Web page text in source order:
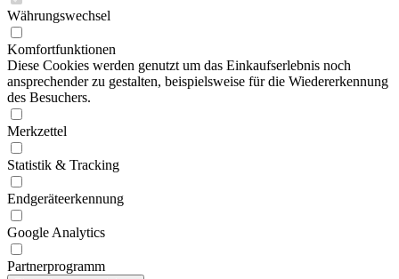
Währungswechsel
Komfortfunktionen
Diese Cookies werden genutzt um das Einkaufserlebnis noch
ansprechender zu gestalten, beispielsweise für die Wiedererkennung
des Besuchers.
Merkzettel
Statistik & Tracking
Endgeräteerkennung
Google Analytics
Partnerprogramm